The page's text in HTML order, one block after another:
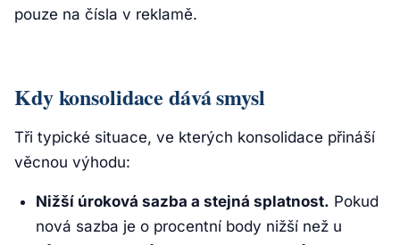
pouze na čísla v reklamě.
Kdy konsolidace dává smysl
Tři typické situace, ve kterých konsolidace přináší
věcnou výhodu:
Nižší úroková sazba a stejná splatnost. Pokud
nová sazba je o procentní body nižší než u